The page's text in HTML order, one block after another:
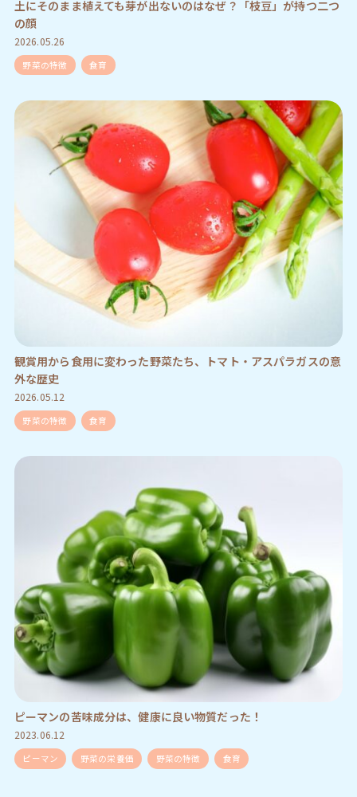
土にそのまま植えても芽が出ないのはなぜ？「枝豆」が持つ二つ
の顔
2026.05.26
野菜の特徴 食育
観賞用から食用に変わった野菜たち、トマト・アスパラガスの意
外な歴史
2026.05.12
野菜の特徴 食育
ピーマンの苦味成分は、健康に良い物質だった！
2023.06.12
ピーマン 野菜の栄養価 野菜の特徴 食育